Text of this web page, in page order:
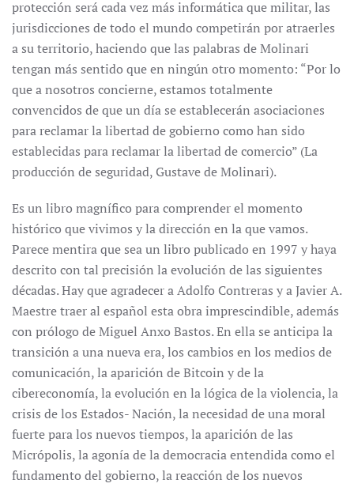
protección será cada vez más informática que militar, las
jurisdicciones de todo el mundo competirán por atraerles
a su territorio, haciendo que las palabras de Molinari
tengan más sentido que en ningún otro momento: “Por lo
que a nosotros concierne, estamos totalmente
convencidos de que un día se establecerán asociaciones
para reclamar la libertad de gobierno como han sido
establecidas para reclamar la libertad de comercio” (La
producción de seguridad, Gustave de Molinari).
Es un libro magnífico para comprender el momento
histórico que vivimos y la dirección en la que vamos.
Parece mentira que sea un libro publicado en 1997 y haya
descrito con tal precisión la evolución de las siguientes
décadas. Hay que agradecer a Adolfo Contreras y a Javier A.
Maestre traer al español esta obra imprescindible, además
con prólogo de Miguel Anxo Bastos. En ella se anticipa la
transición a una nueva era, los cambios en los medios de
comunicación, la aparición de Bitcoin y de la
cibereconomía, la evolución en la lógica de la violencia, la
crisis de los Estados- Nación, la necesidad de una moral
fuerte para los nuevos tiempos, la aparición de las
Micrópolis, la agonía de la democracia entendida como el
fundamento del gobierno, la reacción de los nuevos